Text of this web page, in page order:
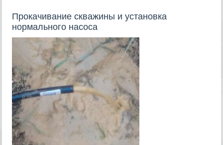
Прокачивание скважины и установка
нормального насоса